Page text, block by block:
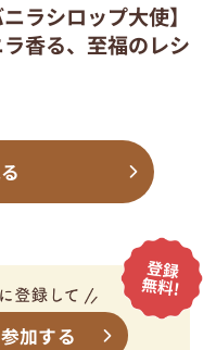
ニラシロップ大使】
香る、至福のレシ
加する